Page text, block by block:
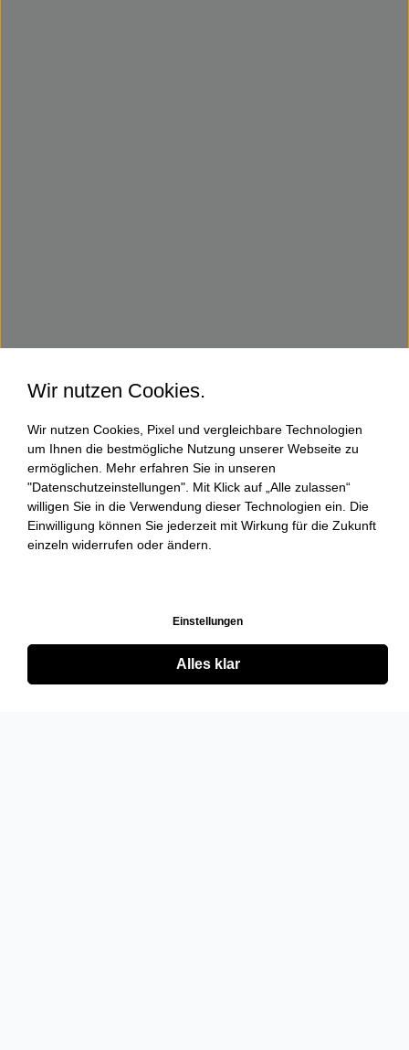
Wir nutzen Cookies.
Wir nutzen Cookies, Pixel und vergleichbare Technologien
um Ihnen die bestmögliche Nutzung unserer Webseite zu
ermöglichen. Mehr erfahren Sie in unseren
"Datenschutzeinstellungen". Mit Klick auf „Alle zulassen“
willigen Sie in die Verwendung dieser Technologien ein. Die
Einwilligung können Sie jederzeit mit Wirkung für die Zukunft
einzeln widerrufen oder ändern.
Einstellungen
Alles klar